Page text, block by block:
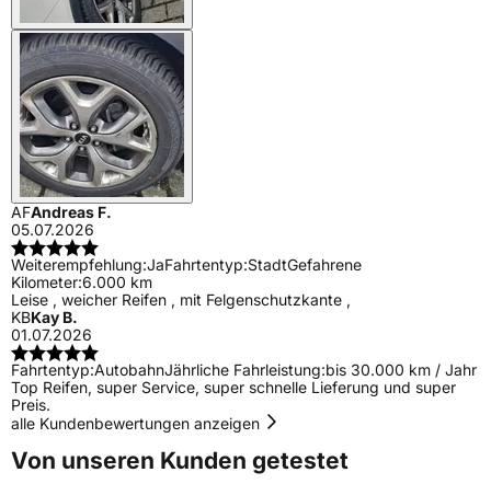
AFAndreas F.
05.07.2026
Weiterempfehlung:JaFahrtentyp:StadtGefahrene
Kilometer:6.000 km
Leise , weicher Reifen , mit Felgenschutzkante ,
KBKay B.
01.07.2026
Fahrtentyp:AutobahnJährliche Fahrleistung:bis 30.000 km / Jahr
Top Reifen, super Service, super schnelle Lieferung und super
Preis.
alle Kundenbewertungen anzeigen
Von unseren Kunden getestet